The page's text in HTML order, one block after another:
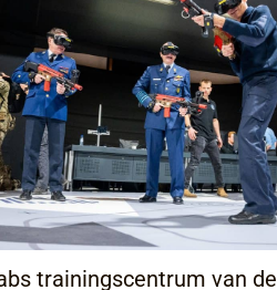
trainingscentrum van de